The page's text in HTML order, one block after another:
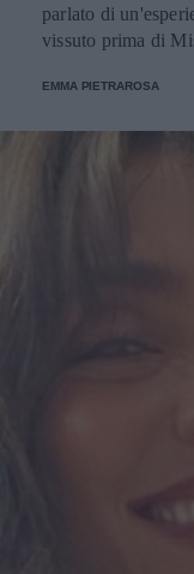
parlato di
vissuto prima di
EMMA PIETRAROSA